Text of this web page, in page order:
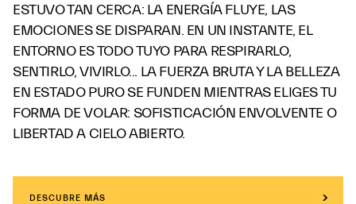
ESTUVO TAN CERCA: LA ENERGÍA FLUYE, LAS
EMOCIONES SE DISPARAN. EN UN INSTANTE, EL
ENTORNO ES TODO TUYO PARA RESPIRARLO,
SENTIRLO, VIVIRLO... LA FUERZA BRUTA Y LA BELLEZA
EN ESTADO PURO SE FUNDEN MIENTRAS ELIGES TU
FORMA DE VOLAR: SOFISTICACIÓN ENVOLVENTE O
LIBERTAD A CIELO ABIERTO.
DESCUBRE MÁS